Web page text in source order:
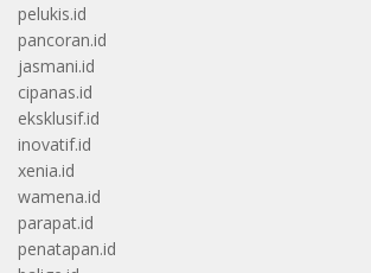
pelukis.id
pancoran.id
jasmani.id
cipanas.id
eksklusif.id
inovatif.id
xenia.id
wamena.id
parapat.id
penatapan.id